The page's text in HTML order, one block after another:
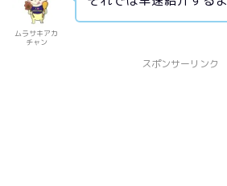
ムラサキアカ
チャン
スポンサーリンク